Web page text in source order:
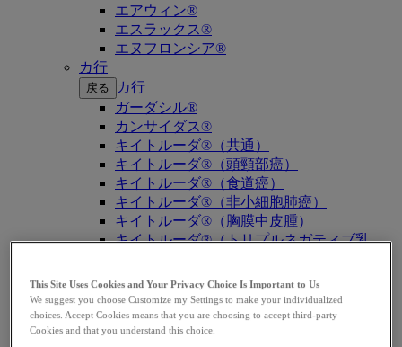
エアウィン®
エスラックス®
エヌフロンシア®
カ行
戻る
カ行
ガーダシル®
カンサイダス®
キイトルーダ®（共通）
キイトルーダ®（頭頸部癌）
キイトルーダ®（食道癌）
キイトルーダ®（非小細胞肺癌）
キイトルーダ®（胸膜中皮腫）
キイトルーダ®（トリプルネガティブ乳
キイトルーダ®（胃癌）
キイトルーダ®（胆道癌）
キイトルーダ®（腎細胞癌）
キイトルーダ®（尿路上皮癌）
This Site Uses Cookies and Your Privacy Choice Is Important to Us
We suggest you choose Customize my Settings to make your individualized
choices. Accept Cookies means that you are choosing to accept third-party
Cookies and that you understand this choice.